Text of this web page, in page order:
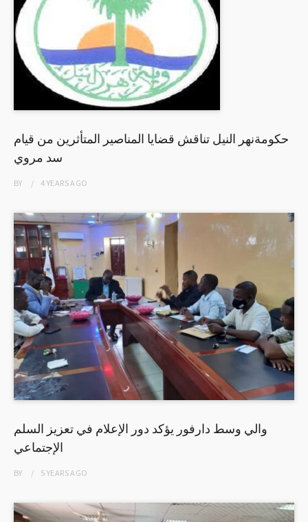
حكومةنهر النيل تناقش قضايا المناصير المتأثرين من قيام
سد مروي
BY 4 YEARSAGO
والي وسط دارفور يؤكد دور الإعلام في تعزيز السلم
الإجتماعي
BY 5 YEARSAGO